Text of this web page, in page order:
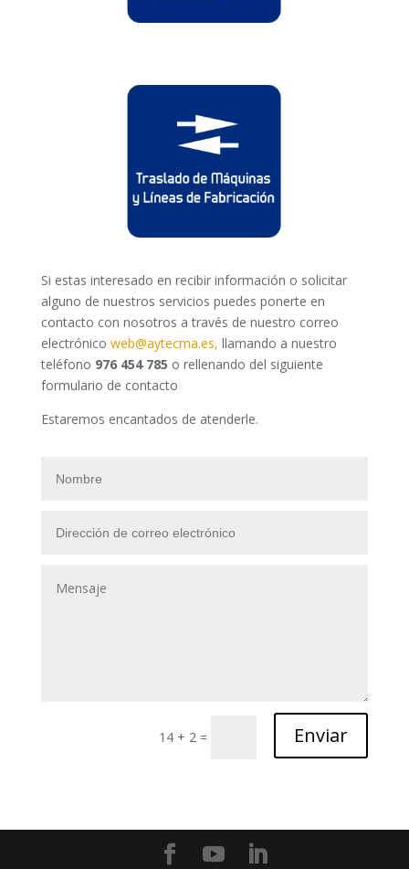
Si estas interesado en recibir información o solicitar
alguno de nuestros servicios puedes ponerte en
contacto con nosotros a través de nuestro correo
electrónico web@aytecma.es, llamando a nuestro
teléfono 976 454 785 o rellenando del siguiente
formulario de contacto
Estaremos encantados de atenderle.
14 + 2 = Enviar